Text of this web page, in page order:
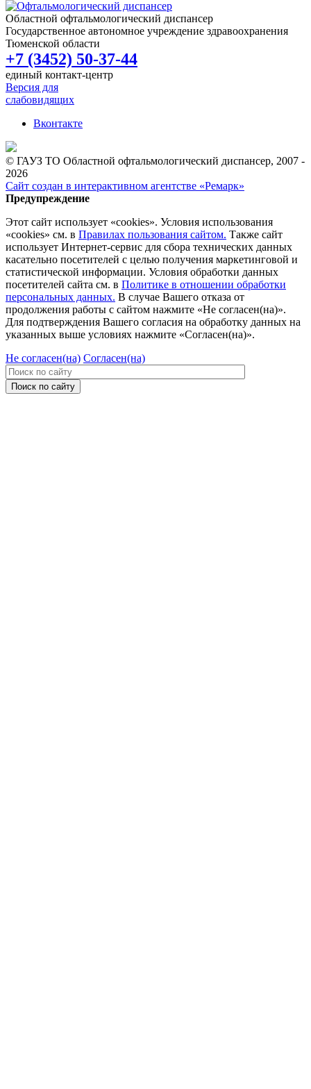
Областной офтальмологический диспансер
Государственное автономное учреждение здравоохранения
Тюменской области
+7 (3452) 50-37-44
единый контакт-центр
Версия для
слабовидящих
Вконтакте
© ГАУЗ ТО Областной офтальмологический диспансер, 2007 -
2026
Сайт создан в интерактивном агентстве «Ремарк»
Предупреждение
Этот сайт использует «cookies». Условия использования
«cookies» см. в Правилах пользования сайтом. Также сайт
использует Интернет-сервис для сбора технических данных
касательно посетителей с целью получения маркетинговой и
статистической информации. Условия обработки данных
посетителей сайта см. в Политике в отношении обработки
персональных данных. В случае Вашего отказа от
продолжения работы с сайтом нажмите «Не согласен(на)».
Для подтверждения Вашего согласия на обработку данных на
указанных выше условиях нажмите «Согласен(на)».
Не согласен(на) Согласен(на)
Поиск по сайту